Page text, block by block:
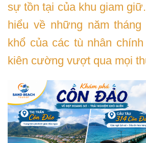
sự tồn tại của khu giam
hiểu về những năm
khổ của các tù nhân
kiên cường vượt qua mọi